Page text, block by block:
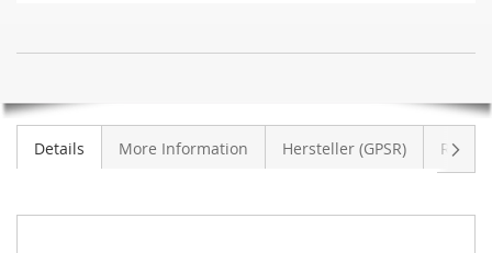
AUDI
2.0
VOORRAAD
Details More Information Hersteller (GPSR)